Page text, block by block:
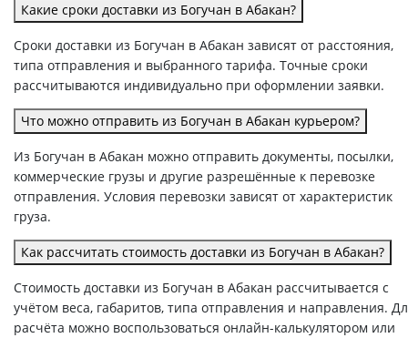
Какие сроки доставки из Богучан в Абакан?
Сроки доставки из Богучан в Абакан зависят от расстояния,
типа отправления и выбранного тарифа. Точные сроки
рассчитываются индивидуально при оформлении заявки.
Что можно отправить из Богучан в Абакан курьером?
Из Богучан в Абакан можно отправить документы, посылки,
коммерческие грузы и другие разрешённые к перевозке
отправления. Условия перевозки зависят от характеристик
груза.
Как рассчитать стоимость доставки из Богучан в Абакан?
Стоимость доставки из Богучан в Абакан рассчитывается с
учётом веса, габаритов, типа отправления и направления.
расчёта можно воспользоваться онлайн-калькулятором или